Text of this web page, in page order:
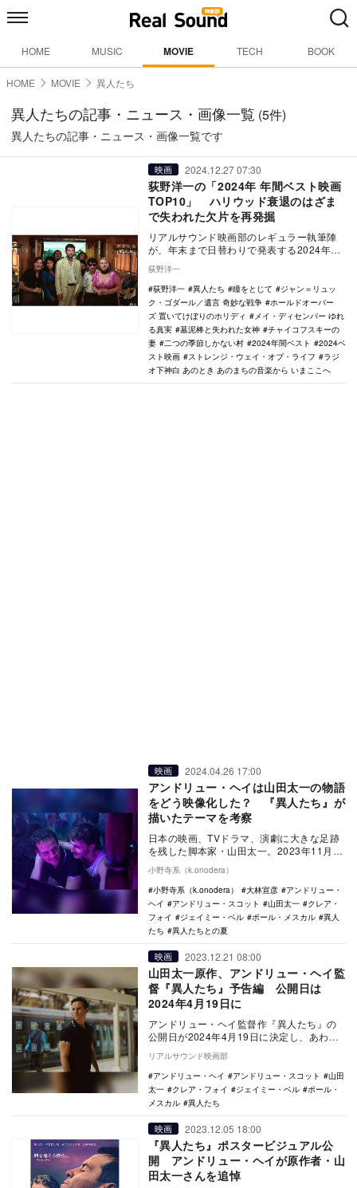
HOME MUSIC MOVIE TECH BOOK
HOME MOVIE 異人たち
異人たちの記事・ニュース・画像一覧 (5件)
異人たちの記事・ニュース・画像一覧です
映画 2024.12.27 07:30
荻野洋一の「2024年 年間ベスト映画
TOP10」 ハリウッド衰退のはざま
で失われた欠片を再発掘
リアルサウンド映画部のレギュラー執筆陣
が、年末まで日替わりで発表する2024年の
年間ベスト企画。映画、国内ドラマ、海外
ドラマ、ア…
荻野洋一
荻野洋一
異人たち 瞳をとじて
ジャン＝リュッ
ク・ゴダール／遺言 奇妙な戦争
ホールドオーバー
ズ 置いてけぼりのホリディ
メイ・ディセンバー ゆれ
る真実
墓泥棒と失われた女神
チャイコフスキーの
妻
二つの季節しかない村 2024年間ベスト
2024ベ
スト映画
ストレンジ・ウェイ・オブ・ライフ
ラジ
オ下神白 あのとき あのまちの音楽から いまここへ
映画 2024.04.26 17:00
アンドリュー・ヘイは山田太一の物語
をどう映像化した？ 『異人たち』が
描いたテーマを考察
日本の映画、TVドラマ、演劇に大きな足跡
を残した脚本家・山田太一。2023年11月に
惜しくもこの世を去ってしまったが、その
仕事の…
小野寺系（k.onodera）
小野寺系（k.onodera）
大林宣彦
アンドリュー・
ヘイ
アンドリュー・スコット 山田太一
クレア・
フォイ
ジェイミー・ベル ポール・メスカル
異人
たち
異人たちとの夏
映画 2023.12.21 08:00
山田太一原作、アンドリュー・ヘイ監
督『異人たち』予告編 公開日は
2024年4月19日に
アンドリュー・ヘイ監督作『異人たち』の
公開日が2024年4月19日に決定し、あわせ
て予告編が公開された。 本作は、11月
29…
リアルサウンド映画部
アンドリュー・ヘイ
アンドリュー・スコット
山田
太一
クレア・フォイ ジェイミー・ベル
ポール・
メスカル
異人たち
映画 2023.12.05 18:00
『異人たち』ポスタービジュアル公
開 アンドリュー・ヘイが原作者・山
田太一さんを追悼